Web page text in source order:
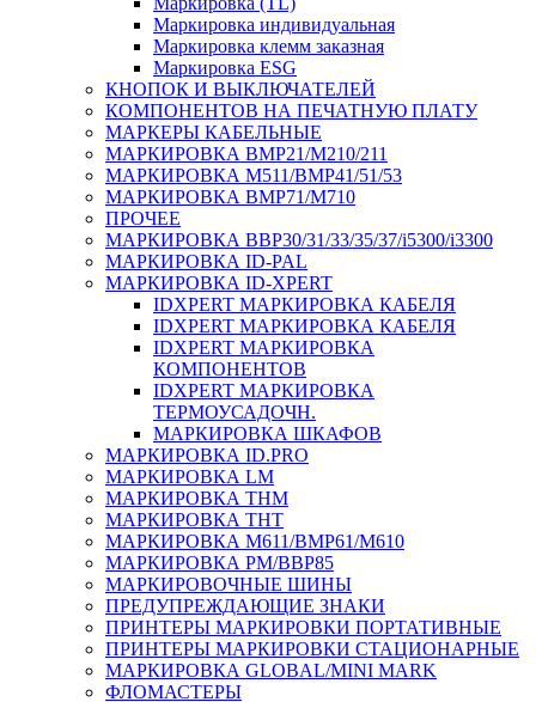
Маркировка индивидуальная
Маркировка клемм заказная
Маркировка ESG
КНОПОК И ВЫКЛЮЧАТЕЛЕЙ
КОМПОНЕНТОВ НА ПЕЧАТНУЮ ПЛАТУ
МАРКЕРЫ КАБЕЛЬНЫЕ
МАРКИРОВКА BMP21/M210/211
МАРКИРОВКА M511/BMP41/51/53
МАРКИРОВКА BMP71/M710
ПРОЧЕЕ
МАРКИРОВКА BBP30/31/33/35/37/i5300/i3300
МАРКИРОВКА ID-PAL
МАРКИРОВКА ID-XPERT
IDXPERT МАРКИРОВКА КАБЕЛЯ
IDXPERT МАРКИРОВКА КАБЕЛЯ
IDXPERT МАРКИРОВКА
КОМПОНЕНТОВ
IDXPERT МАРКИРОВКА
ТЕРМОУСАДОЧН.
МАРКИРОВКА ШКАФОВ
МАРКИРОВКА ID.PRO
МАРКИРОВКА LM
МАРКИРОВКА THM
МАРКИРОВКА THT
МАРКИРОВКА M611/BMP61/M610
МАРКИРОВКА PM/BBP85
МАРКИРОВОЧНЫЕ ШИНЫ
ПРЕДУПРЕЖДАЮЩИЕ ЗНАКИ
ПРИНТЕРЫ МАРКИРОВКИ ПОРТАТИВНЫЕ
ПРИНТЕРЫ МАРКИРОВКИ СТАЦИОНАРНЫЕ
МАРКИРОВКА GLOBAL/MINI MARK
ФЛОМАСТЕРЫ